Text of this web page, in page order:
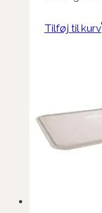
Tilføj til kurv